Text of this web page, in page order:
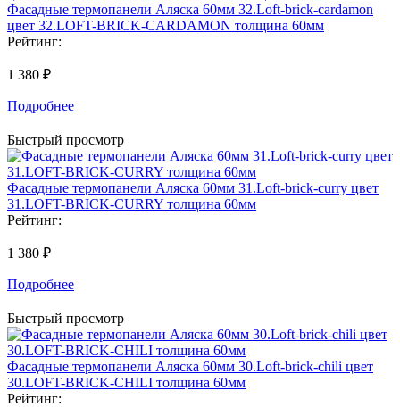
Фасадные термопанели Аляска 60мм 32.Loft-brick-cardamon
цвет 32.LOFT-BRICK-CARDAMON толщина 60мм
Рейтинг:
1 380 ₽
Подробнее
Быстрый просмотр
Фасадные термопанели Аляска 60мм 31.Loft-brick-curry цвет
31.LOFT-BRICK-CURRY толщина 60мм
Рейтинг:
1 380 ₽
Подробнее
Быстрый просмотр
Фасадные термопанели Аляска 60мм 30.Loft-brick-chili цвет
30.LOFT-BRICK-CHILI толщина 60мм
Рейтинг: